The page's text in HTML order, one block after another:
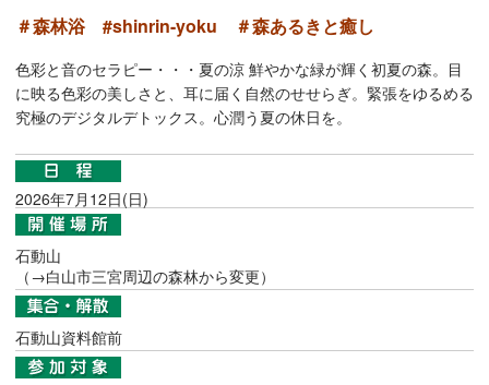
＃森林浴 #shinrin-yoku ＃森あるきと癒し
色彩と音のセラピー・・・夏の涼 鮮やかな緑が輝く初夏の森。目
に映る色彩の美しさと、耳に届く自然のせせらぎ。緊張をゆるめる
究極のデジタルデトックス。心潤う夏の休日を。
2026年7月12日(日)
石動山
（→白山市三宮周辺の森林から変更）
石動山資料館前